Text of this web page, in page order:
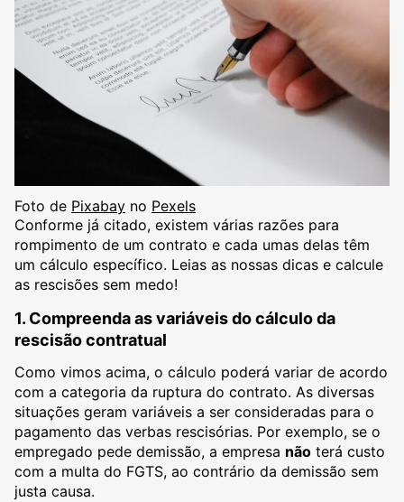
Foto de Pixabay no Pexels
Conforme já citado, existem várias razões para
rompimento de um contrato e cada umas delas têm
um cálculo específico. Leias as nossas dicas e calcule
as rescisões sem medo!
1. Compreenda as variáveis do cálculo da
rescisão contratual
Como vimos acima, o cálculo poderá variar de acordo
com a categoria da ruptura do contrato. As diversas
situações geram variáveis a ser consideradas para o
pagamento das verbas rescisórias. Por exemplo, se o
empregado pede demissão, a empresa não terá custo
com a multa do FGTS, ao contrário da demissão sem
justa causa.